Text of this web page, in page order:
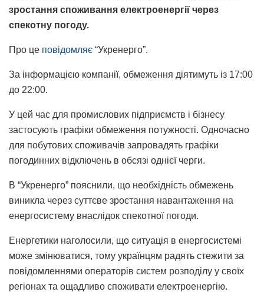
зростання споживання електроенергії через
спекотну погоду.
Про це повідомляє “Укренерго”.
За інформацією компанії, обмеження діятимуть із 17:00
до 22:00.
У цей час для промислових підприємств і бізнесу
застосують графіки обмеження потужності. Одночасно
для побутових споживачів запровадять графіки
погодинних відключень в обсязі однієї черги.
В “Укренерго” пояснили, що необхідність обмежень
виникла через суттєве зростання навантаження на
енергосистему внаслідок спекотної погоди.
Енергетики наголосили, що ситуація в енергосистемі
може змінюватися, тому українцям радять стежити за
повідомленнями операторів систем розподілу у своїх
регіонах та ощадливо споживати електроенергію.